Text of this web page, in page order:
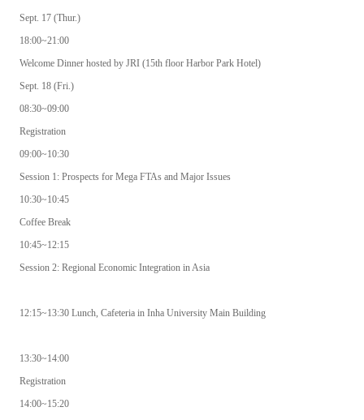
Sept. 17 (Thur.)
18:00~21:00
Welcome Dinner hosted by JRI (15th floor Harbor Park Hotel)
Sept. 18 (Fri.)
08:30~09:00
Registration
09:00~10:30
Session 1: Prospects for Mega FTAs and Major Issues
10:30~10:45
Coffee Break
10:45~12:15
Session 2: Regional Economic Integration in Asia
12:15~13:30 Lunch, Cafeteria in Inha University Main Building
13:30~14:00
Registration
14:00~15:20